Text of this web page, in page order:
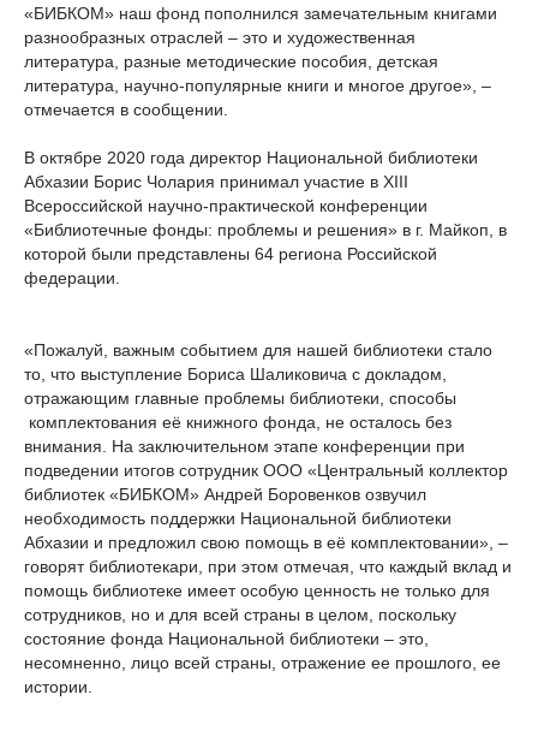
«БИБКОМ» наш фонд пополнился замечательным книгами
разнообразных отраслей – это и художественная
литература, разные методические пособия, детская
литература, научно-популярные книги и многое другое», –
отмечается в сообщении.
В октябре 2020 года директор Национальной библиотеки
Абхазии Борис Чолария принимал участие в XIII
Всероссийской научно-практической конференции
«Библиотечные фонды: проблемы и решения» в г. Майкоп, в
которой были представлены 64 региона Российской
федерации.
«Пожалуй, важным событием для нашей библиотеки стало
то, что выступление Бориса Шаликовича с докладом,
отражающим главные проблемы библиотеки, способы
комплектования её книжного фонда, не осталось без
внимания. На заключительном этапе конференции при
подведении итогов сотрудник ООО «Центральный коллектор
библиотек «БИБКОМ» Андрей Боровенков озвучил
необходимость поддержки Национальной библиотеки
Абхазии и предложил свою помощь в её комплектовании», –
говорят библиотекари, при этом отмечая, что каждый вклад и
помощь библиотеке имеет особую ценность не только для
сотрудников, но и для всей страны в целом, поскольку
состояние фонда Национальной библиотеки – это,
несомненно, лицо всей страны, отражение ее прошлого, ее
истории.